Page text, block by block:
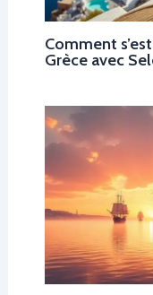
Comment
Grèce avec